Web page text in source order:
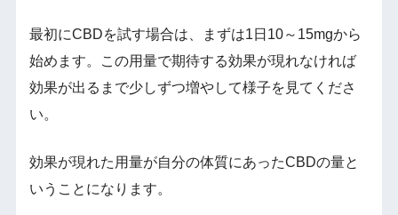
最初にCBDを試す場合は、まずは1日10～15mgから
始めます。この用量で期待する効果が現れなければ
効果が出るまで少しずつ増やして様子を見てくださ
い。
効果が現れた用量が自分の体質にあったCBDの量と
いうことになります。